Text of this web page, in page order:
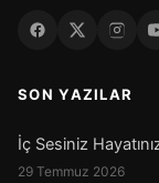
SON YAZILAR
İç Sesiniz
29 Temmuz 2026